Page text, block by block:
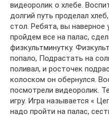
видеоролик о хлебе.
долгий путь проделал
стол. Ребята, вы наверное
пройдем все на палас,
физкультминутку.
попало, Подрастать на
поливал, и росточек
колоском он обернулся.
посмотрели видеоролик.
игру. Игра называется «
надо пройти на палас,